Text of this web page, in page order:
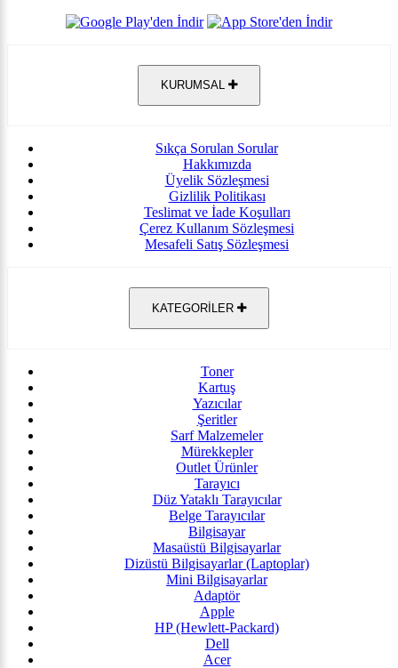
KURUMSAL
Sıkça Sorulan Sorular
Hakkımızda
Üyelik Sözleşmesi
Gizlilik Politikası
Teslimat ve İade Koşulları
Çerez Kullanım Sözleşmesi
Mesafeli Satış Sözleşmesi
KATEGORİLER
Toner
Kartuş
Yazıcılar
Şeritler
Sarf Malzemeler
Mürekkepler
Outlet Ürünler
Tarayıcı
Düz Yataklı Tarayıcılar
Belge Tarayıcılar
Bilgisayar
Masaüstü Bilgisayarlar
Dizüstü Bilgisayarlar (Laptoplar)
Mini Bilgisayarlar
Adaptör
Apple
HP (Hewlett-Packard)
Dell
Acer